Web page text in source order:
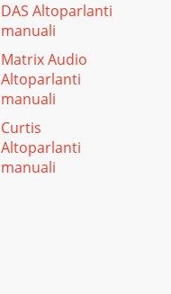
DAS Altoparlanti
manuali
Matrix Audio
Altoparlanti
manuali
Curtis
Altoparlanti
manuali